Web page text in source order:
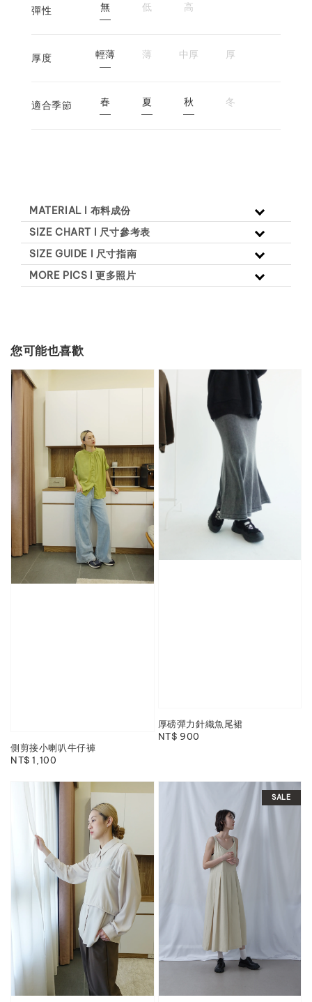
彈性 無 低 高
厚度 輕薄 薄 中厚 厚
適合季節 春 夏 秋 冬
MATERIAL l 布料成份
SIZE CHART l 尺寸參考表
SIZE GUIDE l 尺寸指南
MORE PICS l 更多照片
您可能也喜歡
側剪接小喇叭牛仔褲
Regular
NT$ 1,100
厚磅彈力針織魚尾裙
Regular
NT$ 900
SALE